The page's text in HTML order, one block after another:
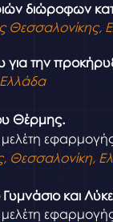
διώροφων
Θεσσαλονίκης,
για την
Θέρμης.
Θεσσαλονίκη,
Γυμνάσιο και